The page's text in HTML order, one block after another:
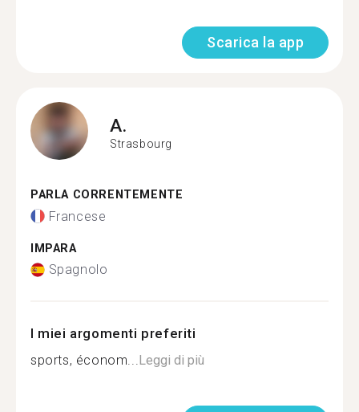
Scarica la app
A.
Strasbourg
PARLA CORRENTEMENTE
Francese
IMPARA
Spagnolo
I miei argomenti preferiti
sports, économ...Leggi di più